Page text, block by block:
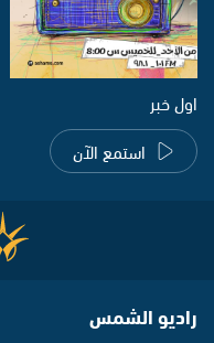
اول خبر
استمع الآن
راديو الشمس